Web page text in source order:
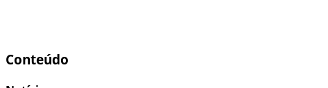
Conteúdo